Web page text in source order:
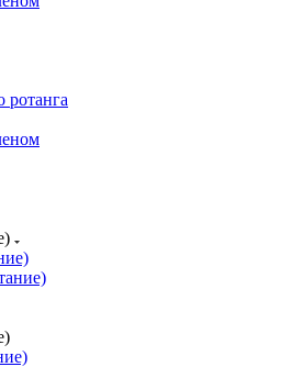
ротанга